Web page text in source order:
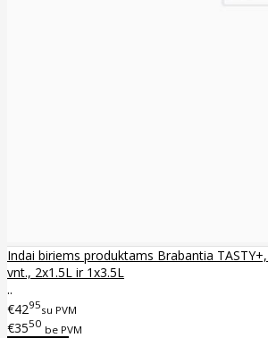
Indai biriems produktams Brabantia
vnt., 2x1.5L ir 1x3.5L
..
€4295su PVM
€3550 be PVM